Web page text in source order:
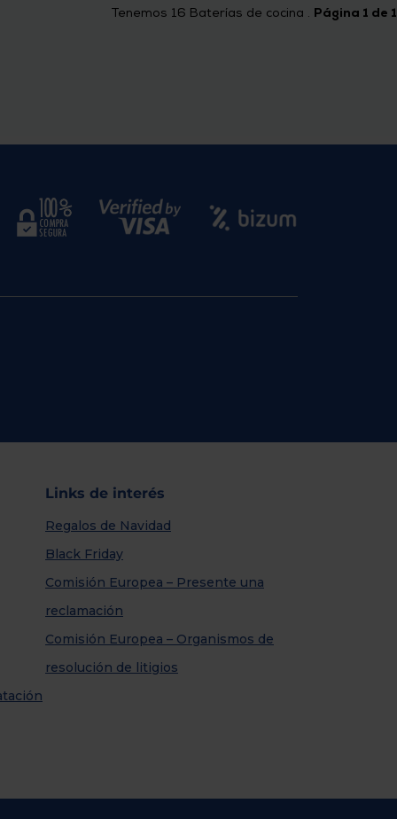
Tenemos 16 Baterías de cocina . Página 1 de 1
Links de interés
Regalos de Navidad
Black Friday
Comisión Europea – Presente una
reclamación
Comisión Europea – Organismos de
resolución de litigios